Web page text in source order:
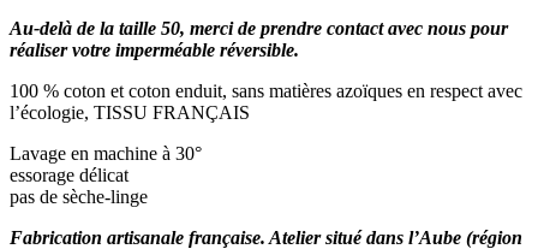
Au-delà de la taille 50, merci de prendre contact avec nous pour
réaliser votre imperméable réversible.
100 % coton et coton enduit, sans matières azoïques en respect avec
l’écologie, TISSU FRANÇAIS
Lavage en machine à 30°
essorage délicat
pas de sèche-linge
Fabrication artisanale française. Atelier situé dans l’Aube (région